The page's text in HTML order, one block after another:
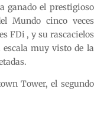
ganado el prestigioso
Mundo cinco veces
FDi , y su rascacielos
muy visto de la
Tower, el segundo